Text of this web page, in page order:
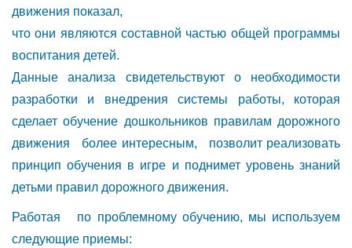
движения показал,
что они являются составной частью общей программы
воспитания детей.
Данные анализа свидетельствуют о необходимости
разработки и внедрения системы работы, которая
сделает обучение дошкольников правилам дорожного
движения более интересным, позволит реализовать
принцип обучения в игре и поднимет уровень знаний
детьми правил дорожного движения.
Работая по проблемному обучению, мы используем
следующие приемы: